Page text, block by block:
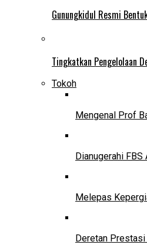
Gunungkidul Resmi
Tingkatkan Pengelolaan
Tokoh
Mengenal Prof
Dianugerahi
Melepas
Deretan